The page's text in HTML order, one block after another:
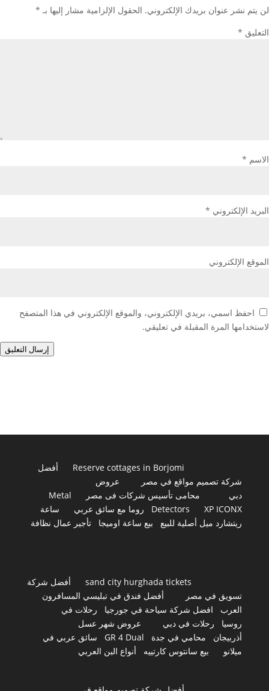
لن يتم نشر عنوان بريدك الإلكتروني. الحقول الإلزامية مشار إليها بـ *
التعليق *
الاسم *
البريد الإلكتروني *
الموقع الإلكتروني
احفظ اسمي، بريدي الإلكتروني، والموقع الإلكتروني في هذا المتصفح
لاستخدامها المرة المقبلة في تعليقي.
إرسال التعليق
Reserve cottages in Borjomi
أفضل
شركة تصميم مواقع في مصر
عروض
دبي
محامى تأسيس شركات فى مصر
Metal
Detectors
XP ICONX روما مع سائق عربي
ساعة
ريتشارد ميل أصلية للبيع
بيع ساعة اوميجا تأجير عمال نظافة
sand city hurghada tickets
أفضل شركة
تسويق في مصر
أفضل فندق في تبليسي المسافرون
العرب
افضل شركة سياحة في جورجيا
رحلات في
روسيا
رحلات في دبي
عروض شهر عسل
أذربيجان
محامي في جدة GR 4 Dual
سائق عربي في
ميلانو
بيع سانتوس كارتييه أنواع البن العربي